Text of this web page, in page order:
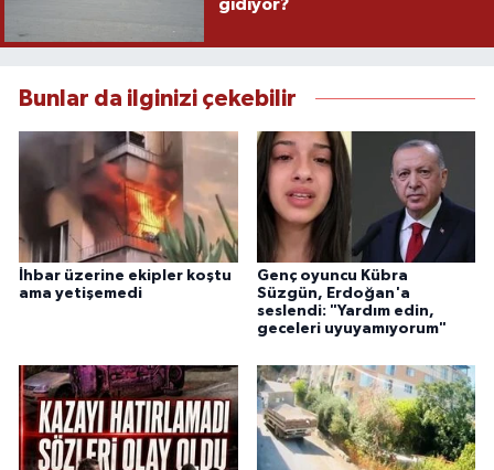
gidiyor?
Bunlar da ilginizi çekebilir
İhbar üzerine ekipler koştu
ama yetişemedi
Genç oyuncu Kübra
Süzgün, Erdoğan'a
seslendi: "Yardım edin,
geceleri uyuyamıyorum"